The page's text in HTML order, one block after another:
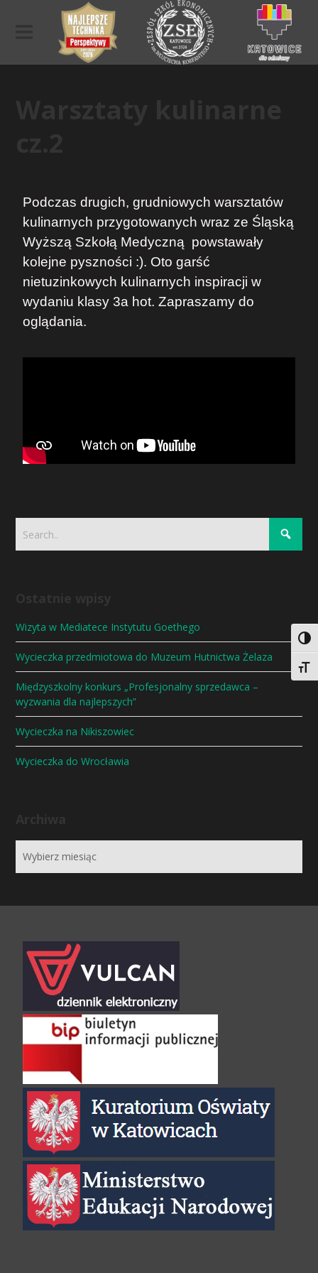
Podczas drugich, grudniowych warsztatów
kulinarnych przygotowanych wraz ze Śląską
Wyższą Szkołą Medyczną powstawały
kolejne pyszności :). Oto garść
nietuzinkowych kulinarnych inspiracji w
wydaniu klasy 3a hot. Zapraszamy do
oglądania.
Wizyta w Mediatece Instytutu Goethego
Wycieczka przedmiotowa do Muzeum Hutnictwa Żelaza
Międzyszkolny konkurs „Profesjonalny sprzedawca –
wyzwania dla najlepszych”
Wycieczka na Nikiszowiec
Wycieczka do Wrocławia